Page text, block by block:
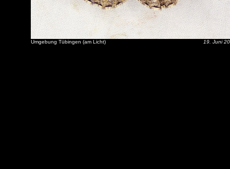
Umgebung Tübingen (am Licht) 19. Juni